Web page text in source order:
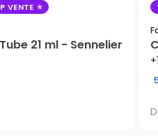
VENTE
21 ml - Sennelier